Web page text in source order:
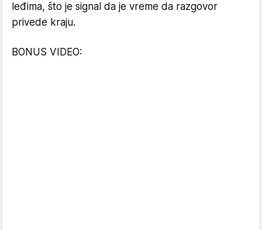
leđima, što je signal da je vreme da razgovor
privede kraju.
BONUS VIDEO: